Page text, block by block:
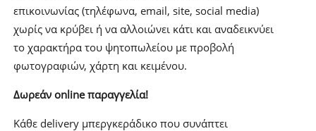
επικοινωνίας (τηλέφωνα, email, site, social media)
χωρίς να κρύβει ή να αλλοιώνει κάτι και αναδεικνύει
το χαρακτήρα του ψητοπωλείου με προβολή
φωτογραφιών, χάρτη και κειμένου.
Δωρεάν online παραγγελία!
Κάθε delivery μπεργκεράδικο που συνάπτει